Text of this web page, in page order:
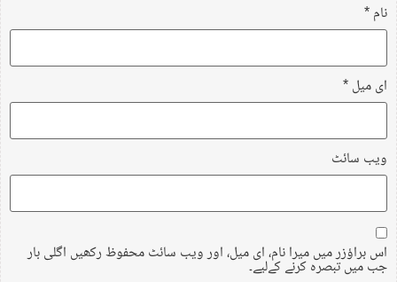
نام*
ای میل*
ویب‌ سائٹ
اس براؤزر میں میرا نام، ای میل، اور ویب سائٹ محفوظ رکھیں اگلی بار
جب میں تبصرہ کرنے کےلیے۔